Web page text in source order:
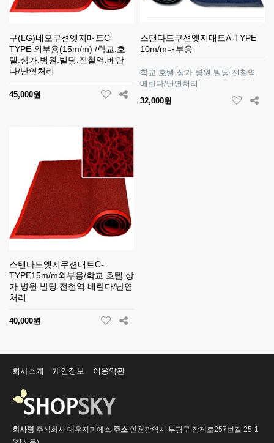
구(LG)네오쿠션엣지매트C-
TYPE 외부용(15m/m) /학교.호
텔.상가.병원.빌딩.전철역.베란
다/난연처리
45,000원
스탠다드쿠션엣지매트A-TYPE
10m/m내부용
학교.호텔.상가.병원.빌딩.전철역.
베란다/난연처리
32,000원
스탠다드엣지쿠션매트C-
TYPE15m/m외부용/학교.호텔.상
가.병원.빌딩.전철역.베란다/난연
처리
40,000원
회사소개 개인정보 이용약관
회사명 주식회사 대우지피에스 주소 인천광역시 부평구 장제로257번길 25-1